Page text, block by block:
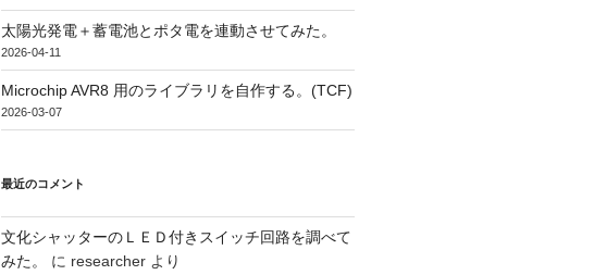
太陽光発電＋蓄電池とポタ電を連動させてみた。
2026-04-11
Microchip AVR8 用のライブラリを自作する。(TCF)
2026-03-07
最近のコメント
文化シャッターのＬＥＤ付きスイッチ回路を調べて
みた。
に researcherより